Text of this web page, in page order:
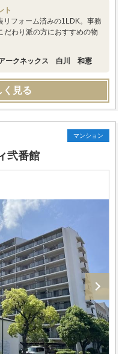
ト
リフォーム済みの1LDK。事務
だわり派の方におすすめの物
ークネックス 白川 和憲
く見る
マンション
弐番館